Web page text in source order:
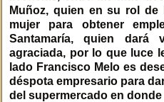
Muñoz, quien en su rol
mujer para obtener
Santamaría, quien
agraciada, por lo que luce
lado Francisco Melo es
déspota empresario para
del supermercado en